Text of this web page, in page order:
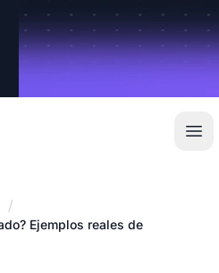
/
Ejemplos reales de